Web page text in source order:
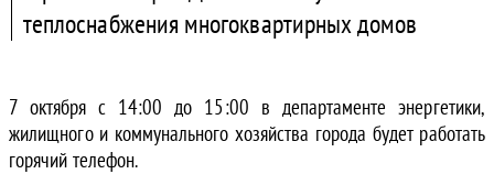
теплоснабжения многоквартирных домов
7 октября с 14:00 до 15:00 в департаменте энергетики,
жилищного и коммунального хозяйства города будет работать
горячий телефон.